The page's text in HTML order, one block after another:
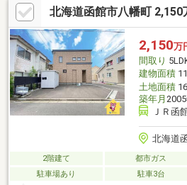
りコース(1h~)/サクッとコース(0.5h~)
の「イベント情報」をご覧ください。
北海道函館市八幡町 2,150
2,150万
間取り
建物面積
土地面積
築年月
ＪＲ函
北海道
2階建て 都市ガス
駐車場あり
駐車3台